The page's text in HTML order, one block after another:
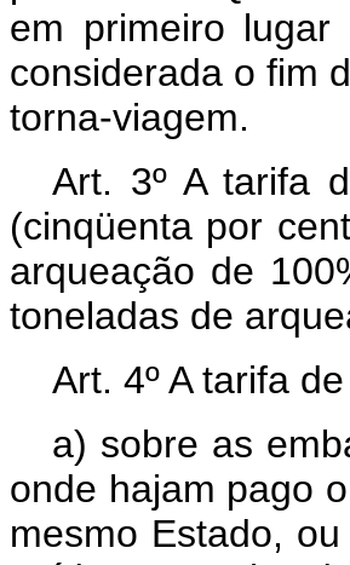
em primeiro
considerada o fim
torna-viagem.
Art. 3º A tarifa
(cinqüenta por
arqueação de
toneladas de
Art. 4º A tarifa
a) sobre as
onde hajam pago
mesmo Estado,